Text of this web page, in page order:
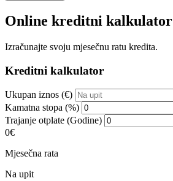
Online kreditni kalkulator
Izračunajte svoju mjesečnu ratu kredita.
Kreditni kalkulator
Ukupan iznos (€)
Kamatna stopa (%)
Trajanje otplate (Godine)
0€
Mjesečna rata
Na upit